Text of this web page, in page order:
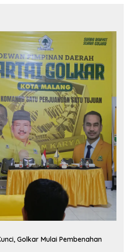
Golkar Mulai Pembenahan